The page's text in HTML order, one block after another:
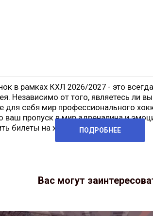
в рамках КХЛ 2026/2027 - это
Независимо от того, являетесь ли
для себя мир профессионального
ваш пропуск в мир адреналина и
билеты на хоккей
ПОДРОБНЕЕ
Вас могут